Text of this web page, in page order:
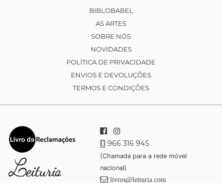
BIBLOBABEL
AS ARTES
SOBRE NÓS
NOVIDADES
POLÍTICA DE PRIVACIDADE
ENVIOS E DEVOLUÇÕES
TERMOS E CONDIÇÕES
966 316 945
(Chamada para a rede móvel
nacional)
livros@leituria.com